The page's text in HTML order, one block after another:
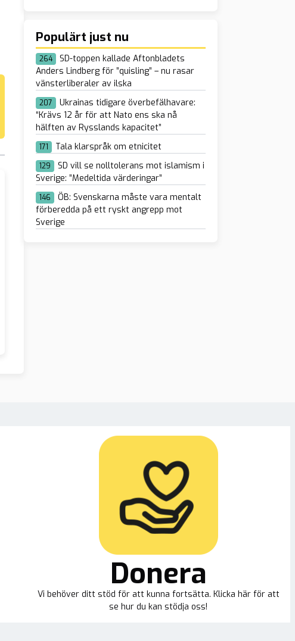
Sextionde gången gillt –
Populärt just nu
264
SD-toppen kallade Aftonbladets
Anders Lindberg för ”quisling” – nu rasar
vänsterliberaler av ilska
207
Ukrainas tidigare överbefälhavare:
“Krävs 12 år för att Nato ens ska nå
hälften av Rysslands kapacitet”
171 Tala klarspråk om etnicitet
129
SD vill se nolltolerans mot islamism i
Sverige: ”Medeltida värderingar”
146
ÖB: Svenskarna måste vara mentalt
förberedda på ett ryskt angrepp mot
Sverige
Donera
Vi behöver ditt stöd för att kunna fortsätta. Klicka här för att
se hur du kan stödja oss!